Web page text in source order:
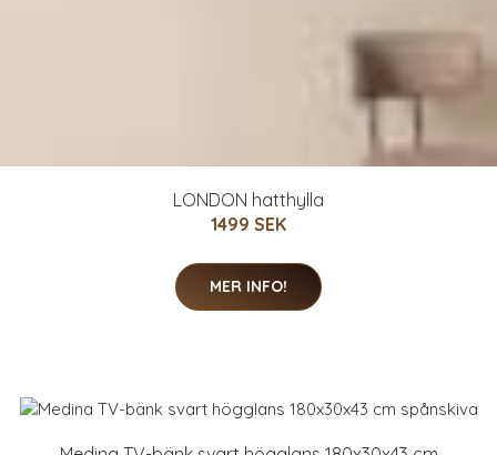
LONDON hatthylla
1499 SEK
MER INFO!